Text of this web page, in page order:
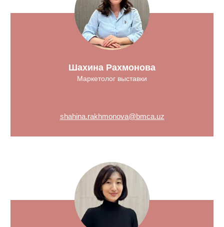
Шахина Рахмонова
Маркетолог выставки
shahina.rakhmonova@bmca.uz